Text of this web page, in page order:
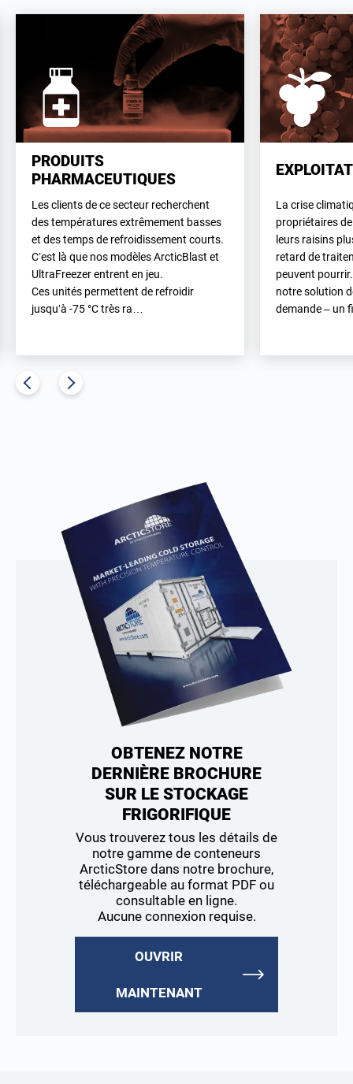
PRODUITS
PHARMACEUTIQUES
Les clients de ce secteur recherchent
des températures extrêmement basses
et des temps de refroidissement courts.
C’est là que nos modèles ArcticBlast et
UltraFreezer entrent en jeu.
Ces unités permettent de refroidir
jusqu’à -75 °C très ra…
La crise
propriétaires
leurs raisins
retard de
peuvent
notre solution
demande – un
OBTENEZ NOTRE
DERNIÈRE BROCHURE
SUR LE STOCKAGE
FRIGORIFIQUE
Vous trouverez tous les détails de
notre gamme de conteneurs
ArcticStore dans notre brochure,
téléchargeable au format PDF ou
consultable en ligne.
Aucune connexion requise.
OUVRIR
MAINTENANT